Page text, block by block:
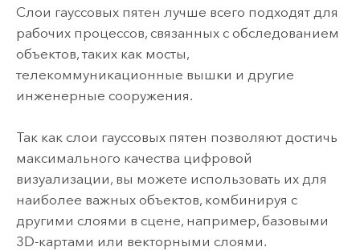
Слои гауссовых пятен лучше всего подходят для
рабочих процессов, связанных с обследованием
объектов, таких как мосты,
телекоммуникационные вышки и другие
инженерные сооружения.
Так как слои гауссовых пятен позволяют достичь
максимального качества цифровой
визуализации, вы можете использовать их для
наиболее важных объектов, комбинируя с
другими слоями в сцене, например, базовыми
3D-картами или векторными слоями.